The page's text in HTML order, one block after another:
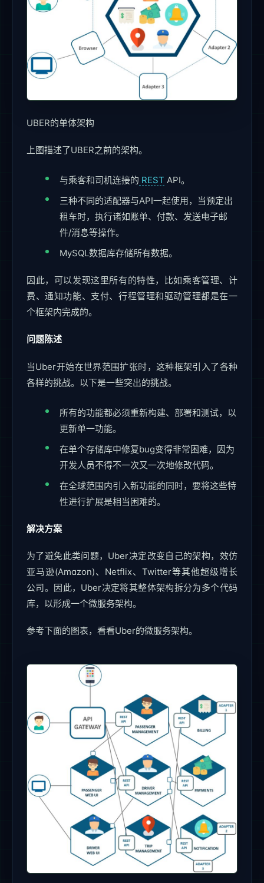
UBER的单体架构
上图描述了UBER之前的架构。
与乘客和司机连接的 REST API。
三种不同的适配器与API一起使用，当预定出
租车时，执行诸如账单、付款、发送电子邮
件/消息等操作。
MySQL数据库存储所有数据。
因此，可以发现这里所有的特性，比如乘客管理、计
费、通知功能、支付、行程管理和驱动管理都是在一
个框架内完成的。
问题陈述
当Uber开始在世界范围扩张时，这种框架引入了各种
各样的挑战。以下是一些突出的挑战。
所有的功能都必须重新构建、部署和测试，以
更新单一功能。
在单个存储库中修复bug变得非常困难，因为
开发人员不得不一次又一次地修改代码。
在全球范围内引入新功能的同时，要将这些特
性进行扩展是相当困难的。
解决方案
为了避免此类问题，Uber决定改变自己的架构，效仿
亚马逊(Amazon)、Netflix、Twitter等其他超级增长
公司。因此，Uber决定将其整体架构拆分为多个代码
库，以形成一个微服务架构。
参考下面的图表，看看Uber的微服务架构。